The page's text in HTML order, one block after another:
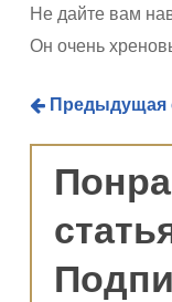
Не дайте вам
Он очень
Предыдущая